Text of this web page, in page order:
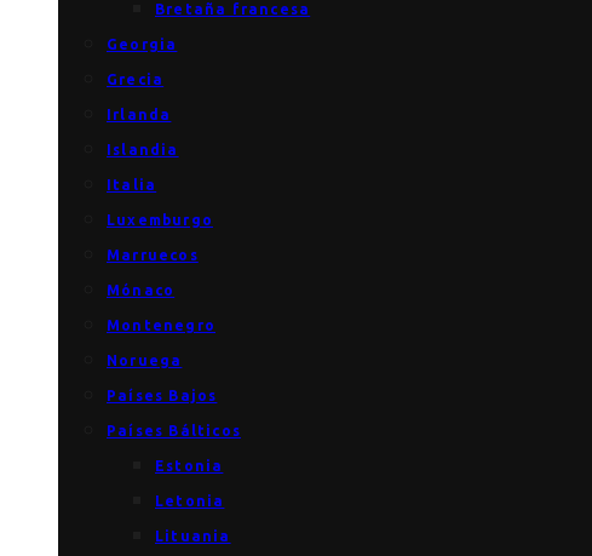
Bretaña francesa
Georgia
Grecia
Irlanda
Islandia
Italia
Luxemburgo
Marruecos
Mónaco
Montenegro
Noruega
Países Bajos
Países Bálticos
Estonia
Letonia
Lituania